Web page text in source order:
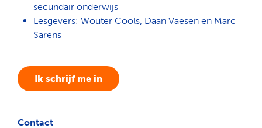
secundair onderwijs
Lesgevers: Wouter Cools, Daan Vaesen en Marc
Sarens
Ik schrijf me in
Contact